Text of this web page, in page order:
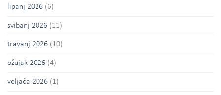
lipanj 2026 (6)
svibanj 2026 (11)
travanj 2026 (10)
ožujak 2026 (4)
veljača 2026 (1)